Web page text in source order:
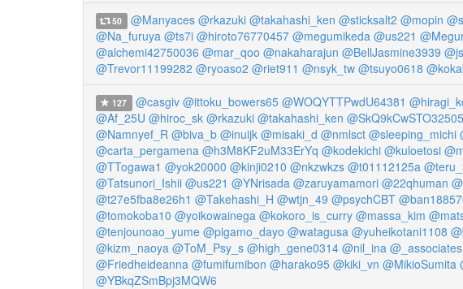
50 @Manyaces @rkazuki @takahashi_ken @sticksalt2 @mopin
@Na_furuya @ts7i @hiroto76770457 @megumikeda @us221
@alchemi42750036 @mar_qoo @nakaharajun @BellJasmine3939
@Trevor11199282 @ryoaso2 @riet911 @nsyk_tw @tsuyo0618
127 @casgiv @ittoku_bowers65 @WOQYTTPwdU64381
@Af_25U @hiroc_sk @rkazuki @takahashi_ken @SkQ9kCwSTO32505
@Namnyef_R @biva_b @inuijk @misaki_d @nmlsct @sleeping_michi
@carta_pergamena @h3M8KF2uM33ErYq @kodekichi @kuloetosi
@TTogawa1 @yok20000 @kinji0210 @nkzwkzs @t01112125a
@Tatsunori_Ishii @us221 @YNrisada @zaruyamamori @22qhuman
@t27e5fba8e26h1 @Takehashi_H @wtjn_49 @psychCBT
@tomokoba10 @yoikowainega @kokoro_is_curry @massa_kim
@tenjounoao_yume @pigamo_dayo @watagusa @yuheikotani1108
@kizm_naoya @ToM_Psy_s @high_gene0314 @nil_ina @_associates
@Friedheideanna @fumifumibon @harako95 @kiki_vn @MikioSumita
@YBkqZSmBpj3MQW6